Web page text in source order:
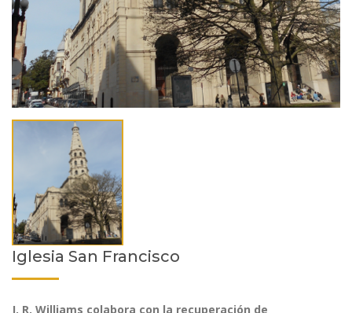
Iglesia San Francisco
J. R. Williams colabora con la recuperación de